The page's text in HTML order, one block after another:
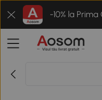
-10% la